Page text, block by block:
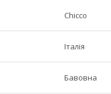
Chicco
Італія
Бавовна